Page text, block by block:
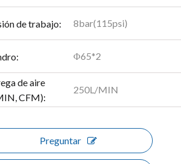
de trabajo: 8bar(115psi)
Φ65*2
de aire
CFM):
250L/MIN
Preguntar